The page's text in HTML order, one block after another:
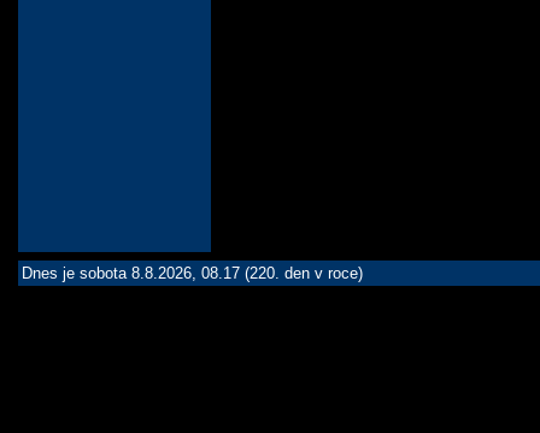
Dnes je sobota 8.8.2026, 08.17 (220. den v roce)